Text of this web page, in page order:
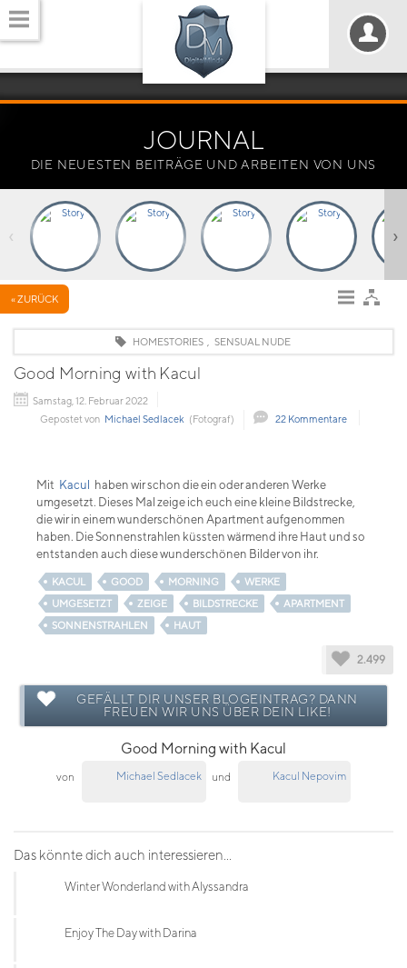
JOURNAL
DIE NEUESTEN BEITRÄGE UND ARBEITEN VON UNS
‹ ›
« ZURÜCK
HOMESTORIES SENSUAL NUDE
Good Morning with Kacul
Samstag, 12. Februar 2022
Gepostet von Michael Sedlacek (Fotograf) 22 Kommentare
Mit Kacul
haben wir schon die ein oder anderen Werke
umgesetzt. Dieses Mal zeige ich euch eine kleine Bildstrecke,
die wir in einem wunderschönen Apartment aufgenommen
haben. Die Sonnenstrahlen küssten wärmend ihre Haut und so
entstanden auch diese wunderschönen Bilder von ihr.
KACUL GOOD MORNING
WERKE
UMGESETZT
ZEIGE BILDSTRECKE
APARTMENT
SONNENSTRAHLEN
HAUT
2.499
GEFÄLLT DIR UNSER BLOGEINTRAG? DANN
FREUEN WIR UNS ÜBER DEIN LIKE!
Good Morning with Kacul
von Michael Sedlacek und Kacul Nepovim
Das könnte dich auch interessieren...
Winter Wonderland with Alyssandra
Enjoy The Day with Darina